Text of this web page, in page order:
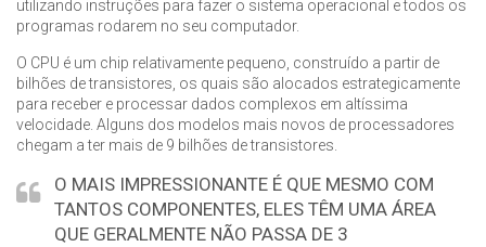
utilizando instruções para fazer o sistema operacional e todos os
programas rodarem no seu computador.
O CPU é um chip relativamente pequeno, construído a partir de
bilhões de transistores, os quais são alocados estrategicamente
para receber e processar dados complexos em altíssima
velocidade. Alguns dos modelos mais novos de processadores
chegam a ter mais de 9 bilhões de transistores.
O MAIS IMPRESSIONANTE É QUE MESMO COM
TANTOS COMPONENTES, ELES TÊM UMA ÁREA
QUE GERALMENTE NÃO PASSA DE 3